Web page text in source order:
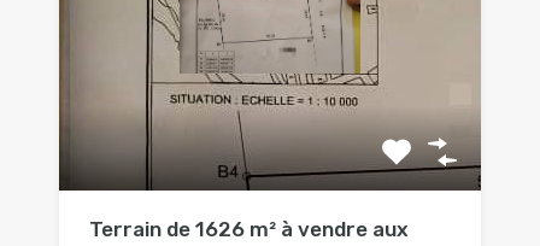
Terrain de 1626 m² à vendre aux